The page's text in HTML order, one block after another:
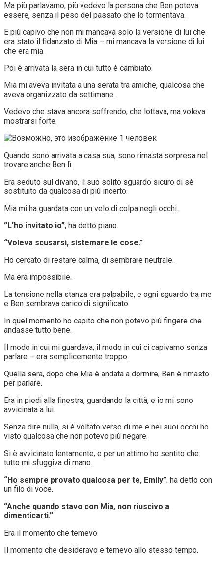
Ma più parlavamo, più vedevo la persona che Ben poteva
essere, senza il peso del passato che lo tormentava.
E più capivo che non mi mancava solo la versione di lui che
era stato il fidanzato di Mia – mi mancava la versione di lui
che era mia.
Poi è arrivata la sera in cui tutto è cambiato.
Mia mi aveva invitata a una serata tra amiche, qualcosa che
aveva organizzato da settimane.
Vedevo che stava ancora soffrendo, che lottava, ma voleva
mostrarsi forte.
Quando sono arrivata a casa sua, sono rimasta sorpresa nel
trovare anche Ben lì.
Era seduto sul divano, il suo solito sguardo sicuro di sé
sostituito da qualcosa di più incerto.
Mia mi ha guardata con un velo di colpa negli occhi.
“L’ho invitato io”, ha detto piano.
“Voleva scusarsi, sistemare le cose.”
Ho cercato di restare calma, di sembrare neutrale.
Ma era impossibile.
La tensione nella stanza era palpabile, e ogni sguardo tra me
e Ben sembrava carico di significato.
In quel momento ho capito che non potevo più fingere che
andasse tutto bene.
Il modo in cui mi guardava, il modo in cui ci capivamo senza
parlare – era semplicemente troppo.
Quella sera, dopo che Mia è andata a dormire, Ben è rimasto
per parlare.
Era in piedi alla finestra, guardando la città, e io mi sono
avvicinata a lui.
Senza dire nulla, si è voltato verso di me e nei suoi occhi ho
visto qualcosa che non potevo più negare.
Si è avvicinato lentamente, e per un attimo ho sentito che
tutto mi sfuggiva di mano.
“Ho sempre provato qualcosa per te, Emily”, ha detto con
un filo di voce.
“Anche quando stavo con Mia, non riuscivo a
dimenticarti.”
Era il momento che temevo.
Il momento che desideravo e temevo allo stesso tempo.